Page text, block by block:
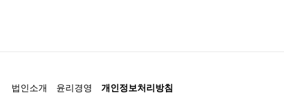
법인소개 윤리경영 개인정보처리방침